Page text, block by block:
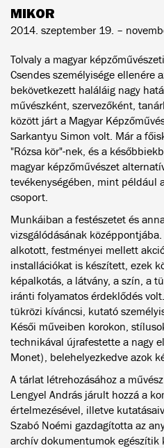
MIKOR
2014. szeptember 19. –
Tolvaly a magyar
Csendes személyisége ellenére
bekövetkezett haláláig nagy
művészként, szervezőként,
között járt a Magyar
Sarkantyu Simon volt. Már a
"Rózsa kör"-nek, és a
magyar képzőművészet
tevékenységében, mint például
csoport.
Munkáiban a festészetet és
vizsgálódásának
alkotott, festményei mellett
installációkat is készített, ezek
képalkotás, a látvány, a szín, a
iránti folyamatos érdeklődés
tükrözi kíváncsi, kutató
Késői műveiben korokon,
technikával újrafestette a nagy
Monet), belehelyezkedve azok
A tárlat létrehozásához a
Lengyel András járult hozzá a
értelmezésével, illetve
Szabó Noémi gazdagította az
archív dokumentumok egészítik